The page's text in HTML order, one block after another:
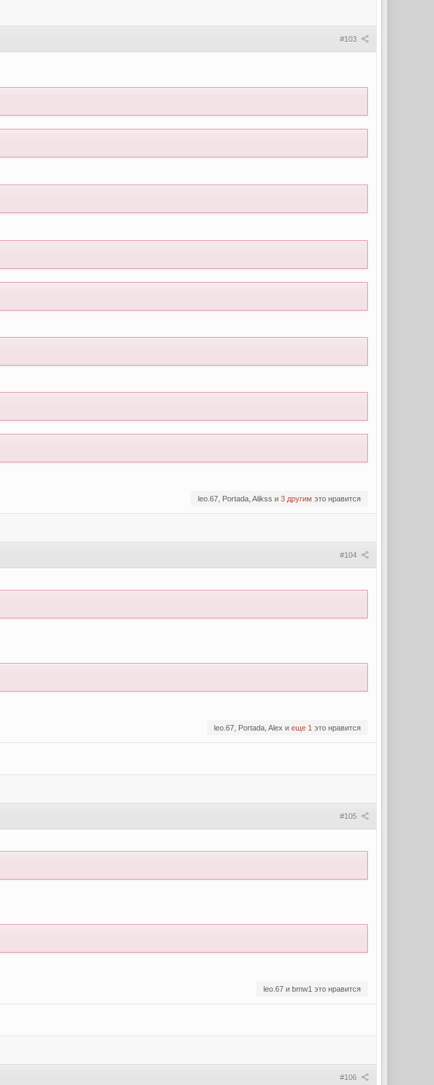
#103
leo.67, Portada, Alikss и 3 другим это нравится
#104
leo.67, Portada, Alex и еще 1 это нравится
#105
leo.67 и bmw1 это нравится
#106